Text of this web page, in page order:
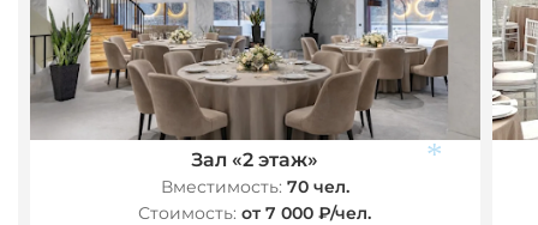
Зал «2 этаж»
Вместимость: 70 чел.
Стоимость: от 7 000 ₽/чел.
*